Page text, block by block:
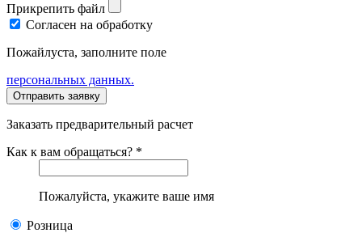
Прикрепить файл
Согласен на обработку
Пожайлуста, заполните поле
персональных данных.
Заказать предварительный расчет
Как к вам обращаться? *
Пожалуйста, укажите ваше имя
Розница